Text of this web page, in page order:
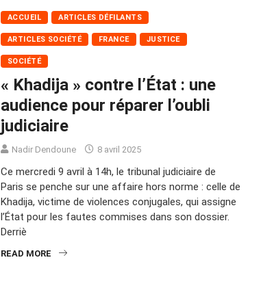
ACCUEIL ARTICLES DÉFILANTS
ARTICLES SOCIÉTÉ FRANCE JUSTICE
SOCIÉTÉ
« Khadija » contre l’État : une
audience pour réparer l’oubli
judiciaire
Nadir Dendoune 8 avril 2025
Ce mercredi 9 avril à 14h, le tribunal judiciaire de
Paris se penche sur une affaire hors norme : celle de
Khadija, victime de violences conjugales, qui assigne
l’État pour les fautes commises dans son dossier.
Derriè
READ MORE